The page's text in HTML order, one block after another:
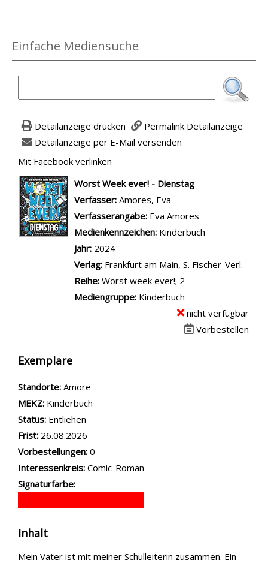
Einfache Mediensuche
Detailanzeige drucken
Permalink Detailanzeige
Detailanzeige per E-Mail versenden
Mit Facebook verlinken
wird in neuem Tab geöffnet
Worst Week ever! - Dienstag
Verfasser: Suche nach diesem Verfasser
Amores, Eva
Verfasserangabe: Eva Amores
Medienkennzeichen: Kinderbuch
Jahr: 2024
Verlag: Frankfurt am Main, S. Fischer-Verl.
Reihe: Worst week ever!; 2
Mediengruppe: Kinderbuch
nicht verfügbar
Vorbestellen
Exemplare
Standorte: Amore
MEKZ: Kinderbuch
Status: Entliehen
Frist: 26.08.2026
Vorbestellungen: 0
Interessenkreis: Comic-Roman
Signaturfarbe:
Inhalt
Mein Vater ist mit meiner Schulleiterin zusammen. Ein